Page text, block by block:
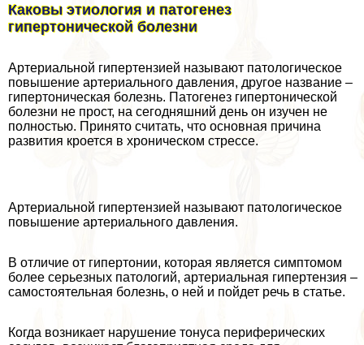
Каковы этиология и патогенез
гипертонической болезни
Артериальной гипертензией называют патологическое
повышение артериального давления, другое название –
гипертоническая болезнь. Патогенез гипертонической
болезни не прост, на сегодняшний день он изучен не
полностью. Принято считать, что основная причина
развития кроется в хроническом стрессе.
Артериальной гипертензией называют патологическое
повышение артериального давления.
В отличие от гипертонии, которая является симптомом
более серьезных патологий, артериальная гипертензия –
самостоятельная болезнь, о ней и пойдет речь в статье.
Когда возникает нарушение тонуса периферических